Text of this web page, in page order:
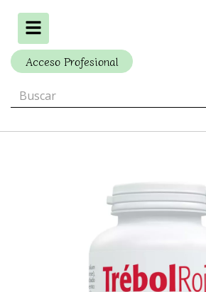
Alternar
navegación
Acceso Profesional